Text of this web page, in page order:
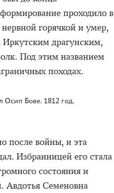
проходило в
горячкой и умер,
Иркутским драгунским,
Под этим названием
походах.
Осип Бове. 1812 год.
после войны, и эта
Избранницей его стала
состояния и
Авдотья Семеновна